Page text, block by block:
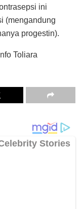
ini
(mengandung
progestin).
Toliara